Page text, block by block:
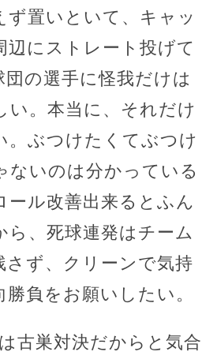
ず置いといて、キャッ
辺にストレート投げて
団の選手に怪我だけは
い。本当に、それだけ
。ぶつけたくてぶつけ
ないのは分かっている
ール改善出来るとふん
ら、死球連発はチーム
さず、クリーンで気持
負をお願いしたい。
古巣対決だからと気合